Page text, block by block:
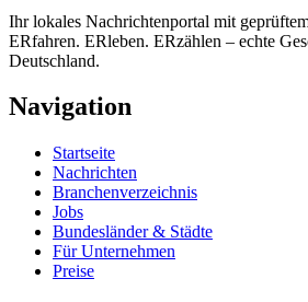
Ihr lokales Nachrichtenportal mit
ERfahren. ERleben. ERzählen – echte
Deutschland.
Navigation
Startseite
Nachrichten
Branchenverzeichnis
Jobs
Bundesländer & Städte
Für Unternehmen
Preise